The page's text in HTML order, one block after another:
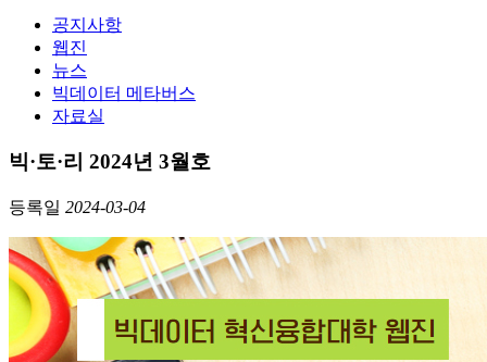
공지사항
웹진
뉴스
빅데이터 메타버스
자료실
빅·토·리 2024년 3월호
등록일 2024-03-04